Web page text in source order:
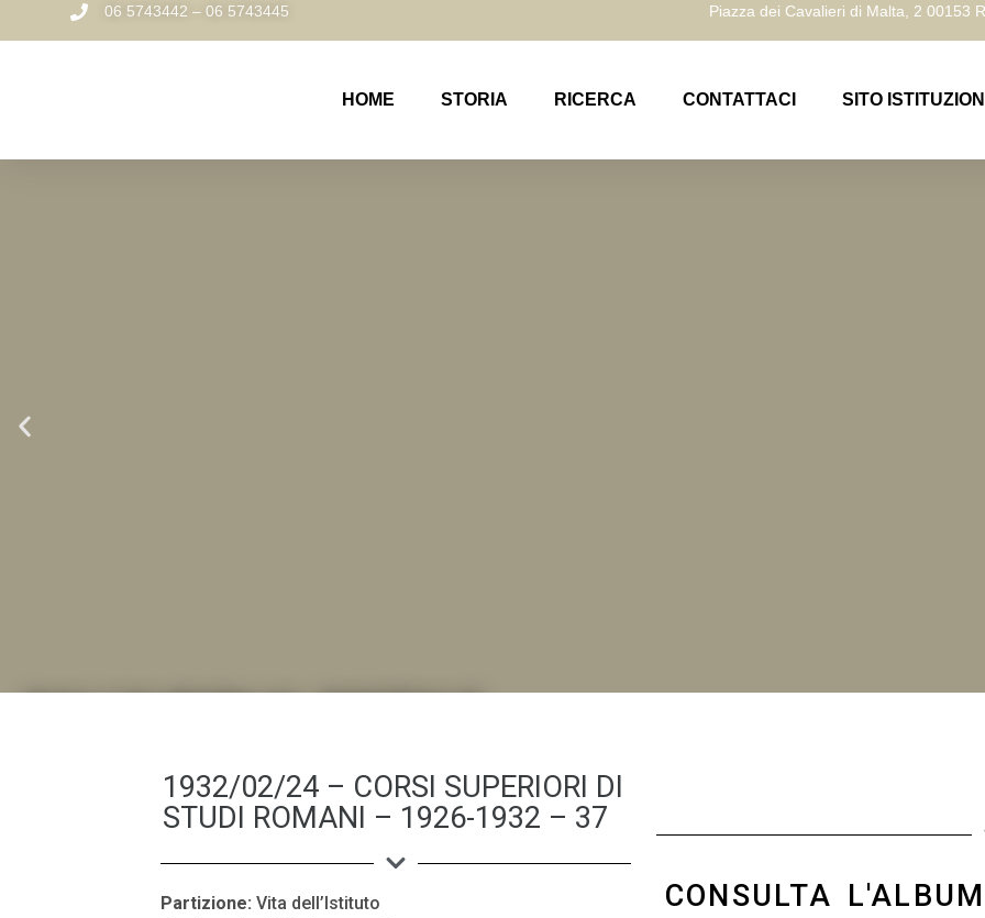
06 5743442 – 06 5743445 Piazza dei Cavalieri di Malta, 2 00153
HOME STORIA RICERCA CONTATTACI SITO
.LA "VITA DELL'ISTITUTO" ATTRAVERSO LE IMMAGINI
1932/02/24 – CORSI SUPERIORI DI
STUDI ROMANI – 1926-1932 – 37
Partizione: Vita dell’Istituto
CONSULTA L'ALBUM